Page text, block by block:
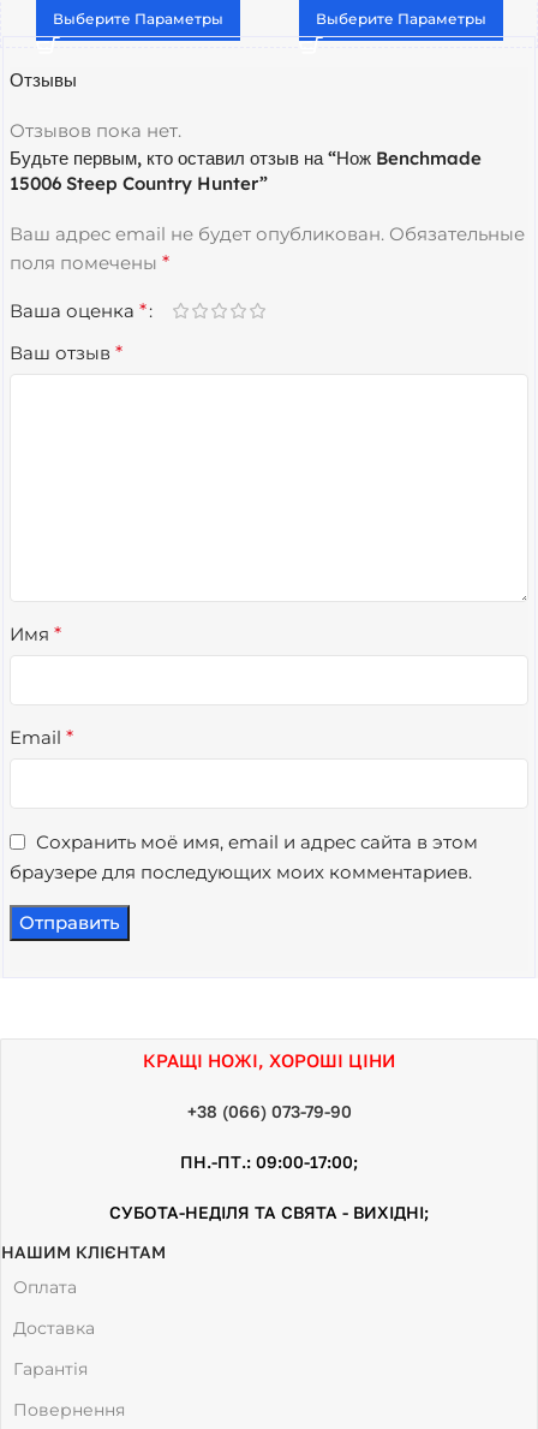
Выберите Параметры Выберите Параметры
Отзывы
Отзывов пока нет.
Будьте первым, кто оставил отзыв на “Нож Benchmade
15006 Steep Country Hunter”
Ваш адрес email не будет опубликован. Обязательные
поля помечены *
Ваша оценка *
Ваш отзыв *
Имя *
Email *
Сохранить моё имя, email и адрес сайта в этом
браузере для последующих моих комментариев.
КРАЩІ НОЖІ, ХОРОШІ ЦІНИ
+38 (066) 073-79-90
ПН.-ПТ.: 09:00-17:00;
СУБОТА-НЕДІЛЯ ТА СВЯТА - ВИХІДНІ;
НАШИМ КЛІЄНТАМ
Оплата
Доставка
Гарантія
Повернення